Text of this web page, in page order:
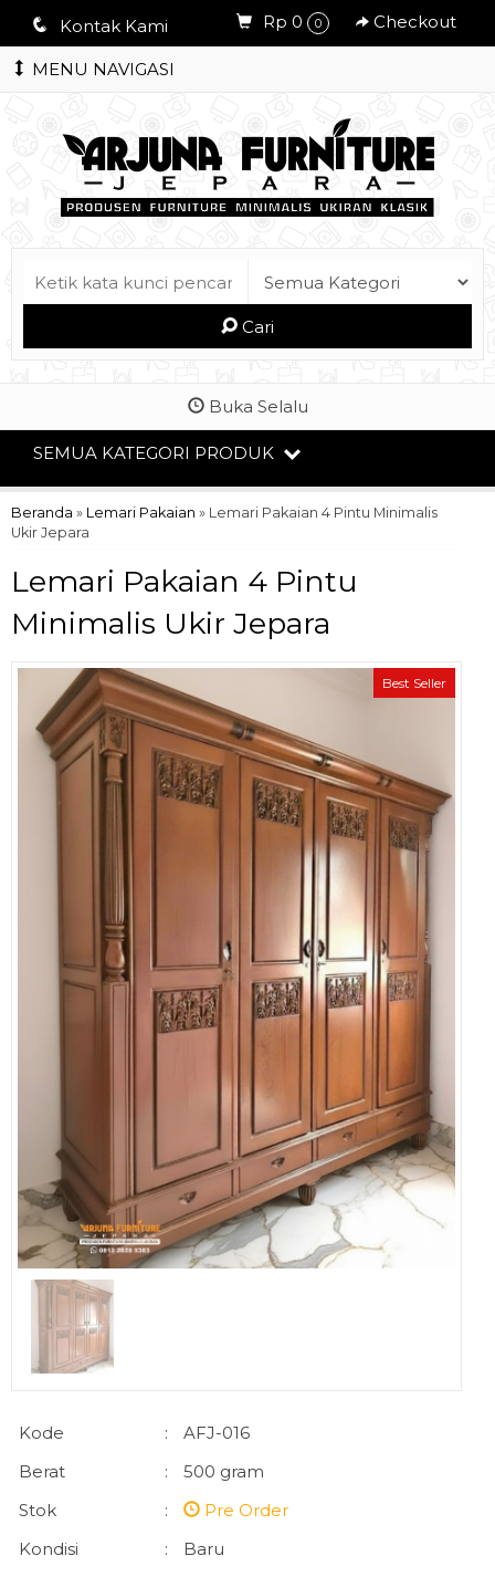
q Kontak Kami Rp 0 0 Checkout
MENU NAVIGASI
Cari
Buka Selalu
SEMUA KATEGORI PRODUK
Beranda » Lemari Pakaian » Lemari Pakaian 4 Pintu Minimalis
Ukir Jepara
Lemari Pakaian 4 Pintu
Minimalis Ukir Jepara
Best Seller
Kode :
AFJ-016
Berat
:
500 gram
Stok
:
Pre Order
Kondisi
:
Baru